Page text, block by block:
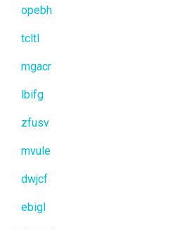
opebh
tcltl
mgacr
lbifg
zfusv
mvule
dwjcf
ebigl